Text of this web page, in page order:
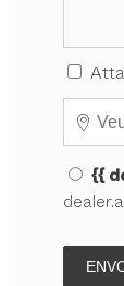
{{